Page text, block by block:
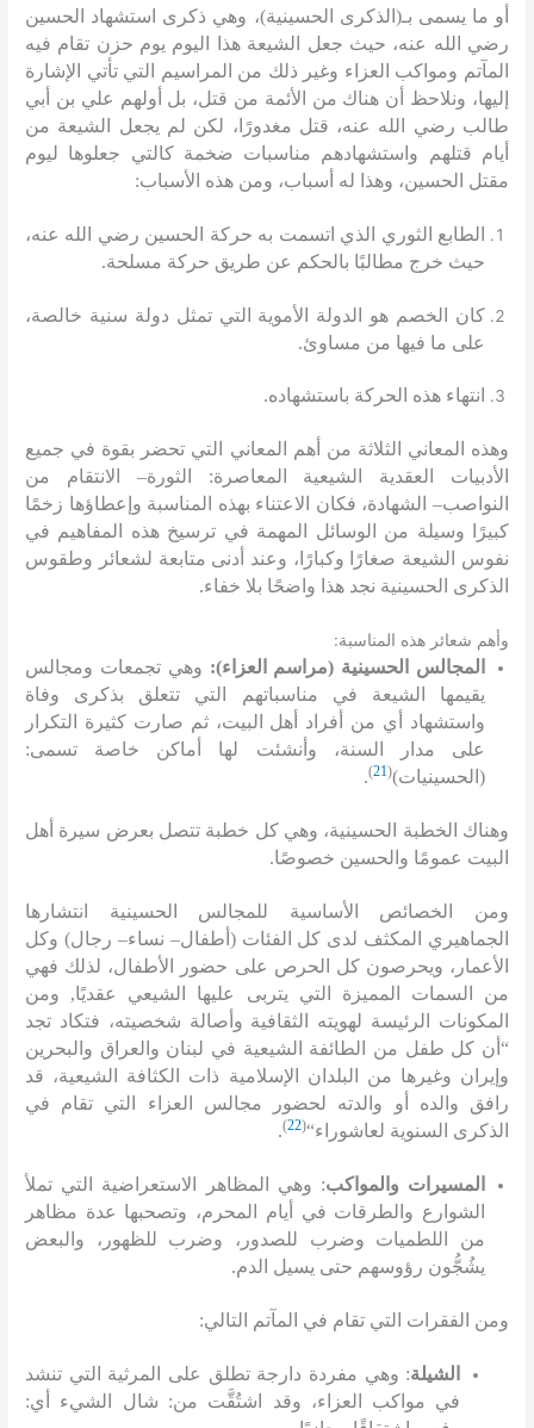
أو ما يسمى بـ( الذكرى الحسينية)، وهي ذكرى استشهاد الحسين
رضي الله عنه، حيث جعل الشيعة هذا اليوم يوم حزن تقام فيه
المآتم ومواكب العزاء وغير ذلك من المراسيم التي تأتي الإشارة
إليها، ونلاحظ أن هناك من الأئمة من قتل، بل أولهم علي بن أبي
طالب رضي الله عنه، قتل مغدورًا، لكن لم يجعل الشيعة من
أيام قتلهم واستشهادهم مناسبات ضخمة كالتي جعلوها ليوم
مقتل الحسين، وهذا له أسباب، ومن هذه الأسباب:
الطابع الثوري الذي اتسمت به حركة الحسين رضي الله عنه،
حيث خرج مطالبًا بالحكم عن طريق حركة مسلحة.
كان الخصم هو الدولة الأموية التي تمثل دولة سنية خالصة،
على ما فيها من مساوئ.
انتهاء هذه الحركة باستشهاده.
وهذه المعاني الثلاثة من أهم المعاني التي تحضر بقوة في جميع
الأدبيات العقدية الشيعية المعاصرة: الثورة–
الانتقام من
النواصب– الشهادة، فكان الاعتناء بهذه المناسبة وإعطاؤها زخمًا
كبيرًا وسيلة من الوسائل المهمة في ترسيخ هذه المفاهيم في
نفوس الشيعة صغارًا وكبارًا، وعند أدنى متابعة لشعائر وطقوس
الذكرى الحسينية نجد هذا واضحًا بلا خفاء.
وأهم شعائر هذه المناسبة:
المجالس الحسينية (مراسم العزاء): وهي تجمعات ومجالس
يقيمها الشيعة في مناسباتهم التي تتعلق بذكرى وفاة
واستشهاد أي من أفراد أهل البيت، ثم صارت كثيرة التكرار
على مدار السنة، وأنشئت لها أماكن خاصة تسمى:
( الحسينيات)
(
21
)
.
وهناك الخطبة الحسينية، وهي كل خطبة تتصل بعرض سيرة أهل
البيت عمومًا والحسين خصوصًا.
ومن الخصائص الأساسية للمجالس الحسينية انتشارها
الجماهيري المكثف لدى كل الفئات( أطفال– نساء– رجال) وكل
الأعمار، ويحرصون كل الحرص على حضور الأطفال، لذلك فهي
من السمات المميزة التي يتربى عليها الشيعي عقديًا, ومن
المكونات الرئيسة لهويته الثقافية وأصالة شخصيته، فتكاد تجد
“ أن كل طفل من الطائفة الشيعية في لبنان والعراق والبحرين
وإيران وغيرها من البلدان الإسلامية ذات الكثافة الشيعية، قد
رافق والده أو والدته لحضور مجالس العزاء التي تقام في
الذكرى السنوية لعاشوراء“
(
22
)
.
المسيرات والمواكب: وهي المظاهر الاستعراضية التي تملأ
الشوارع والطرقات في أيام المحرم، وتصحبها عدة مظاهر
من اللطميات وضرب للصدور، وضرب للظهور، والبعض
يشُجُّون رؤوسهم حتى يسيل الدم.
ومن الفقرات التي تقام في المآتم التالي:
الشيلة: وهي مفردة دارجة تطلق على المرثية التي تنشد
في مواكب العزاء، وقد اشتُقَّت من: شال الشيء أي: